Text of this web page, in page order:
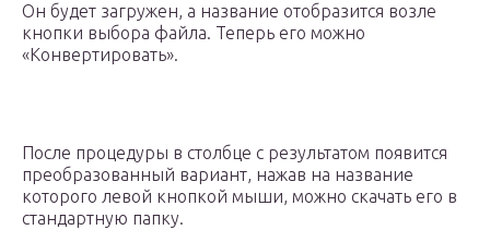
Он будет загружен, а название отобразится возле
кнопки выбора файла. Теперь его можно
«Конвертировать».
После процедуры в столбце с результатом появится
преобразованный вариант, нажав на название
которого левой кнопкой мыши, можно скачать его в
стандартную папку.